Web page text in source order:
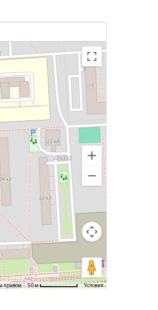
правом 50 м Условия